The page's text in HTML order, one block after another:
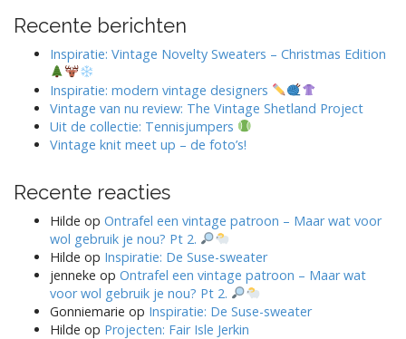
Recente berichten
Inspiratie: Vintage Novelty Sweaters – Christmas Edition
Inspiratie: modern vintage designers
Vintage van nu review: The Vintage Shetland Project
Uit de collectie: Tennisjumpers
Vintage knit meet up – de foto’s!
Recente reacties
Hilde op Ontrafel een vintage patroon – Maar wat voor
wol gebruik je nou? Pt 2.
Hilde op Inspiratie: De Suse-sweater
jenneke op Ontrafel een vintage patroon – Maar wat
voor wol gebruik je nou? Pt 2.
Gonniemarie op Inspiratie: De Suse-sweater
Hilde op Projecten: Fair Isle Jerkin